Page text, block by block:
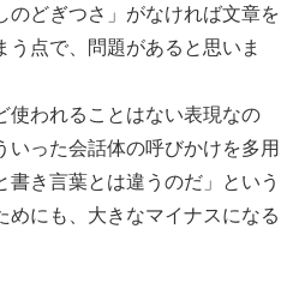
のどぎつさ」がなければ文章を
点で、問題があると思いま
われることはない表現なの
いった会話体の呼びかけを多用
書き言葉とは違うのだ」という
めにも、大きなマイナスになる